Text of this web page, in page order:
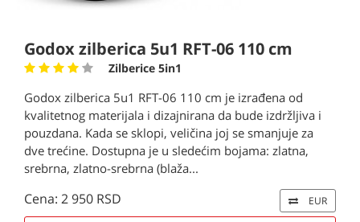
Godox zilberica 5u1 RFT-06 110 cm
Zilberice 5in1
Godox zilberica 5u1 RFT-06 110 cm je izrađena od
kvalitetnog materijala i dizajnirana da bude izdržljiva i
pouzdana. Kada se sklopi, veličina joj se smanjuje za
dve trećine. Dostupna je u sledećim bojama: zlatna,
srebrna, zlatno-srebrna (blaža...
Cena: 2 950 RSD EUR